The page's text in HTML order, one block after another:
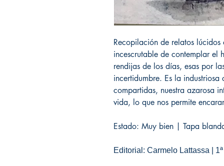
Recopilación de relatos
incescrutable de contemplar el
rendijas de los días, esas por
incertidumbre. Es la
compartidas, nuestra azarosa
vida, lo que nos permite
Estado: Muy bien | Tapa
Editorial: Carmelo Lattassa |